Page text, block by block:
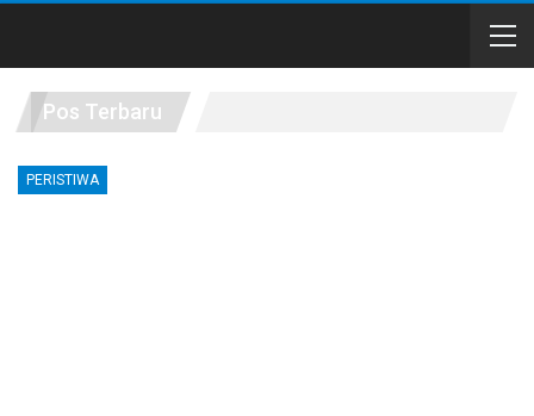
Pos Terbaru
PERISTIWA